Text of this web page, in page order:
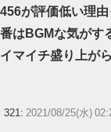
456が評価低い理
番はBGMな気がす
イマイチ盛り上が
321: 2021/08/25(水)